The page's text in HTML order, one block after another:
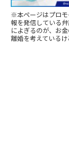
※本ページはプロ
報を発信している
によぎるのが、お
離婚を考えている